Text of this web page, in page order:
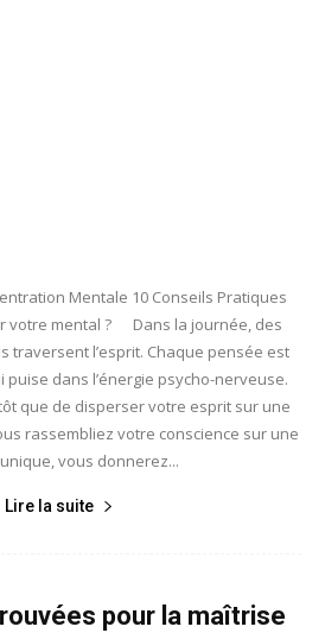
Mentale 10 Conseils Pratiques
votre mental ? Dans la journée, des
traversent l’esprit. Chaque pensée est
puise dans l’énergie psycho-nerveuse.
que de disperser votre esprit sur une
rassembliez votre conscience sur une
vous donnerez...
Lire la suite
pour la maîtrise